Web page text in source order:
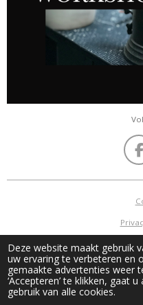
Deze website maakt gebruik
uw ervaring te verbeteren en
gemaakte advertenties weer
‘Accepteren’ te klikken, gaat
gebruik van alle cookies.
F
a
c
©2015 - 2026